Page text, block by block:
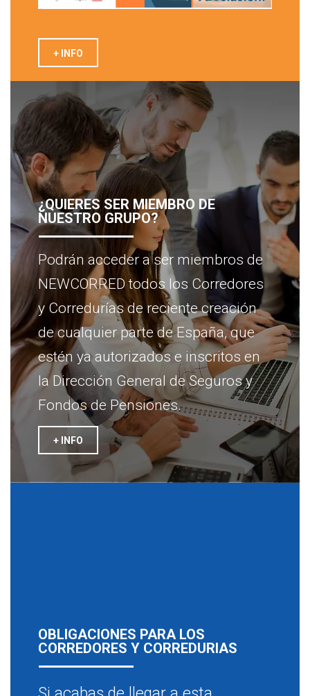
+ INFO
¿QUIERES SER MIEMBRO DE
NUESTRO GRUPO?
Podrán acceder a ser miembros de
NEWCORRED todos los Corredores
y Corredurías de reciente creación
de cualquier parte de España, que
estén ya autorizados e inscritos en
la Dirección General de Seguros y
Fondos de Pensiones.
+ INFO
OBLIGACIONES PARA LOS
CORREDORES Y CORREDURIAS